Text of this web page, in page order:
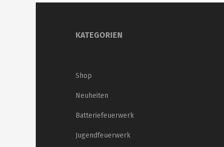
KATEGORIEN
Shop
Neuheiten
Batteriefeuerwerk
Jugendfeuerwerk